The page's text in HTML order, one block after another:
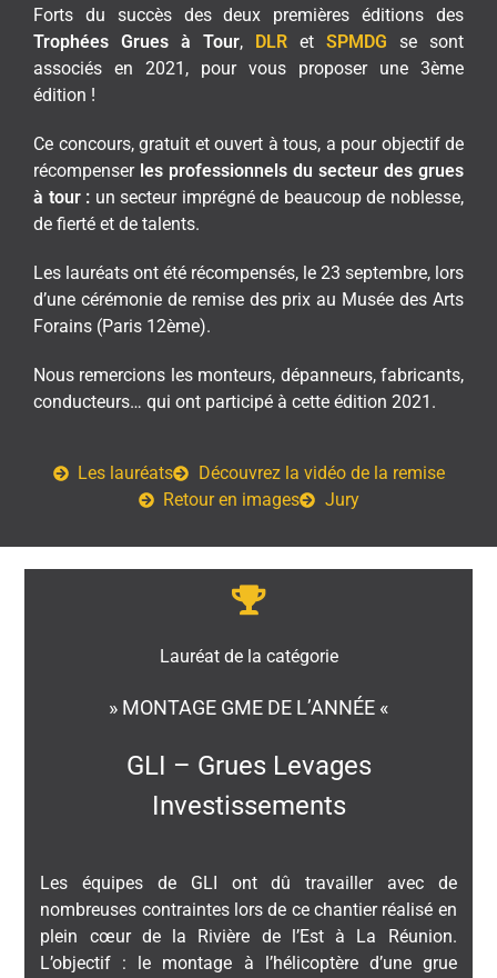
Forts du succès des deux premières éditions des
Trophées Grues à Tour, DLR et SPMDG se sont
associés en 2021, pour vous proposer une 3ème
édition !
Ce concours, gratuit et ouvert à tous, a pour objectif de
récompenserles professionnels du secteur des grues
à tour : un secteur imprégné de beaucoup de noblesse,
de fierté et de talents.
Les lauréats ont été récompensés, le 23 septembre, lors
d’une cérémonie de remise des prix au Musée des Arts
Forains (Paris 12ème).
Nous remercions les monteurs, dépanneurs, fabricants,
conducteurs… qui ont participé à cette édition 2021.
Les lauréats
Découvrez la vidéo de la remise
Retour en images
Jury
Lauréat de la catégorie
» MONTAGE GME DE L’ANNÉE «
GLI – Grues Levages
Investissements
Les équipes de GLI ont dû travailler avec de
nombreuses contraintes lors de ce chantier réalisé en
plein cœur de la Rivière de l’Est à La Réunion.
L’objectif : le montage à l’hélicoptère d’une grue